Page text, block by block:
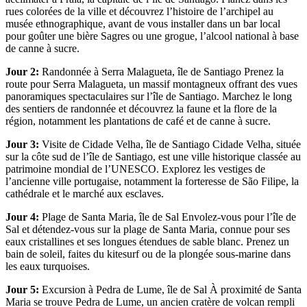
rues colorées de la ville et découvrez l’histoire de l’archipel au
musée ethnographique, avant de vous installer dans un bar local
pour goûter une bière Sagres ou une grogue, l’alcool national à base
de canne à sucre.
Jour 2: Randonnée à Serra Malagueta, île de Santiago Prenez la
route pour Serra Malagueta, un massif montagneux offrant des vues
panoramiques spectaculaires sur l’île de Santiago. Marchez le long
des sentiers de randonnée et découvrez la faune et la flore de la
région, notamment les plantations de café et de canne à sucre.
Jour 3: Visite de Cidade Velha, île de Santiago Cidade Velha, située
sur la côte sud de l’île de Santiago, est une ville historique classée au
patrimoine mondial de l’UNESCO. Explorez les vestiges de
l’ancienne ville portugaise, notamment la forteresse de São Filipe, la
cathédrale et le marché aux esclaves.
Jour 4: Plage de Santa Maria, île de Sal Envolez-vous pour l’île de
Sal et détendez-vous sur la plage de Santa Maria, connue pour ses
eaux cristallines et ses longues étendues de sable blanc. Prenez un
bain de soleil, faites du kitesurf ou de la plongée sous-marine dans
les eaux turquoises.
Jour 5: Excursion à Pedra de Lume, île de Sal À proximité de Santa
Maria se trouve Pedra de Lume, un ancien cratère de volcan rempli